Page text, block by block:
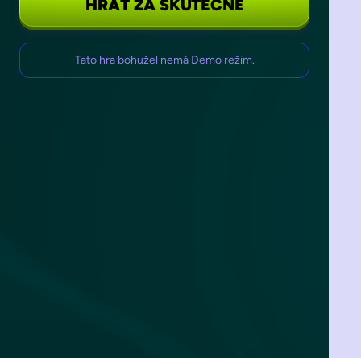
HRÁT ZA SKUTEČNÉ
Tato hra bohužel nemá Demo režim.